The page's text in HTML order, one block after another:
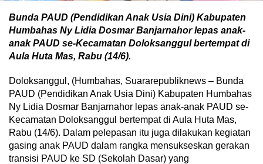
Bunda PAUD (Pendidikan Anak Usia Dini) Kabupaten
Humbahas Ny Lidia Dosmar Banjarnahor lepas anak-
anak PAUD se-Kecamatan Doloksanggul bertempat di
Aula Huta Mas, Rabu (14/6).
Doloksanggul, (Humbahas, Suararepubliknews – Bunda
PAUD (Pendidikan Anak Usia Dini) Kabupaten Humbahas
Ny Lidia Dosmar Banjarnahor lepas anak-anak PAUD se-
Kecamatan Doloksanggul bertempat di Aula Huta Mas,
Rabu (14/6). Dalam pelepasan itu juga dilakukan kegiatan
gasing anak PAUD dalam rangka mensukseskan gerakan
transisi PAUD ke SD (Sekolah Dasar) yang